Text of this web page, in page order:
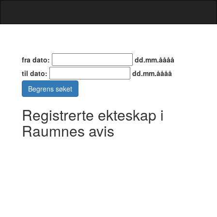
fra dato:
dd.mm.åååå
til dato:
dd.mm.åååå
Begrens søket
Registrerte ekteskap i
Raumnes avis